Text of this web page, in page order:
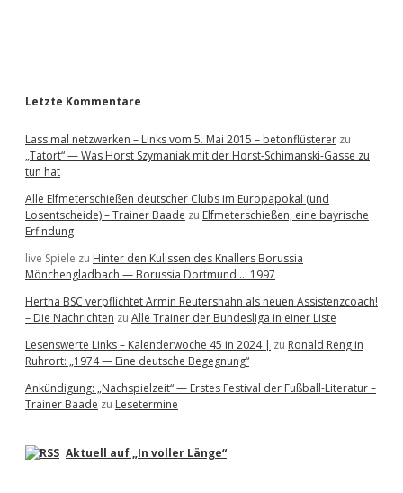
Letzte Kommentare
Lass mal netzwerken – Links vom 5. Mai 2015 – betonflüsterer zu
„Tatort“ — Was Horst Szymaniak mit der Horst-Schimanski-Gasse zu
tun hat
Alle Elfmeterschießen deutscher Clubs im Europapokal (und
Losentscheide) – Trainer Baade zu Elfmeterschießen, eine bayrische
Erfindung
live Spiele zu Hinter den Kulissen des Knallers Borussia
Mönchengladbach — Borussia Dortmund … 1997
Hertha BSC verpflichtet Armin Reutershahn als neuen Assistenzcoach!
– Die Nachrichten zu Alle Trainer der Bundesliga in einer Liste
Lesenswerte Links – Kalenderwoche 45 in 2024 | zu Ronald Reng in
Ruhrort: „1974 — Eine deutsche Begegnung“
Ankündigung: „Nachspielzeit“ — Erstes Festival der Fußball-Literatur –
Trainer Baade zu Lesetermine
Aktuell auf „In voller Länge“